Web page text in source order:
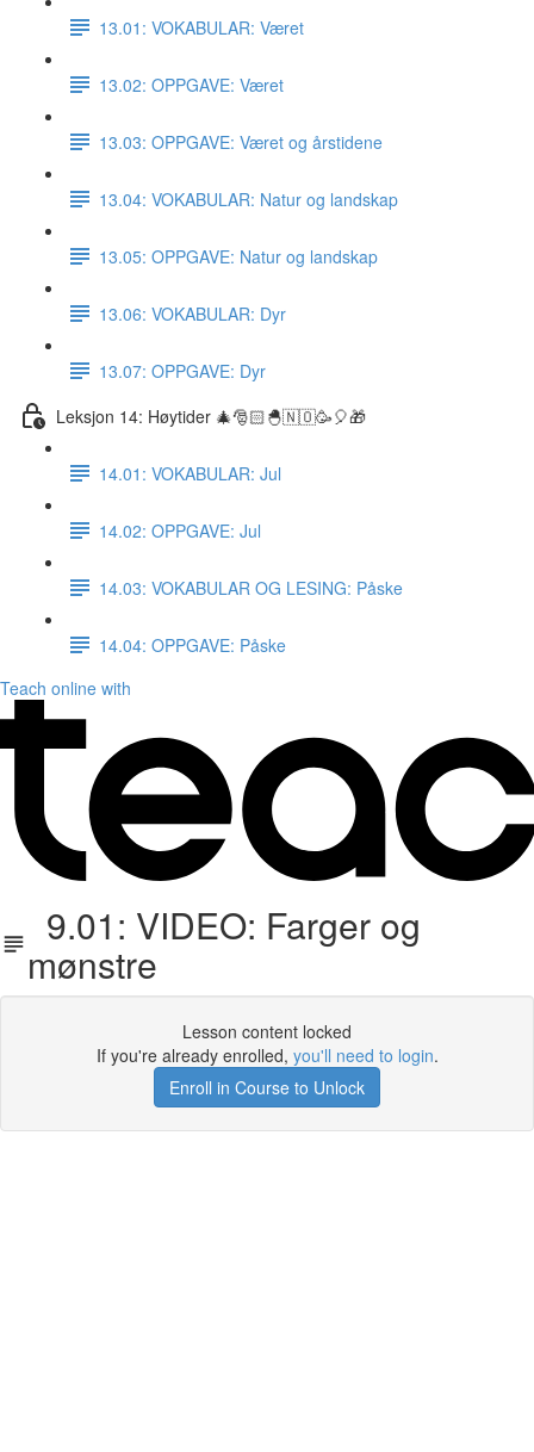
13.01: VOKABULAR: Været
13.02: OPPGAVE: Været
13.03: OPPGAVE: Været og årstidene
13.04: VOKABULAR: Natur og landskap
13.05: OPPGAVE: Natur og landskap
13.06: VOKABULAR: Dyr
13.07: OPPGAVE: Dyr
Leksjon 14: Høytider 🎄🎅🏻🐣🇳🇴🥳🎈🎁
14.01: VOKABULAR: Jul
14.02: OPPGAVE: Jul
14.03: VOKABULAR OG LESING: Påske
14.04: OPPGAVE: Påske
Teach online with
9.01: VIDEO: Farger og
mønstre
Lesson content locked
If you're already enrolled, you'll need to login.
Enroll in Course to Unlock